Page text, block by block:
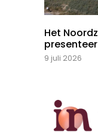
Het
9 juli 2026